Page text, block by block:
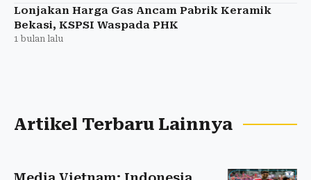
Lonjakan Harga Gas Ancam Pabrik Keramik
Bekasi, KSPSI Waspada PHK
1 bulan lalu
Artikel Terbaru Lainnya